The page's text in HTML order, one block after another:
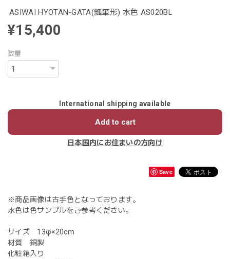
ASIWAI HYOTAN‐GATA(瓢箪形) 水色 AS020BL
¥15,400
数量
International shipping available
Add to cart
日本国内にお住まいの方向け
Save
※商品画像は古手色となっております。
水色は色サンプルをご参考ください。
サイズ 13φ×20cm
材質 銅製
化粧箱入り